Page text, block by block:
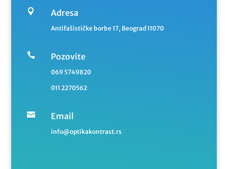
 Adresa
Antifašističke borbe 17, Beograd 11070
 Pozovite
069 5749820
011 2270562
 Email
info@optikakontrast.rs